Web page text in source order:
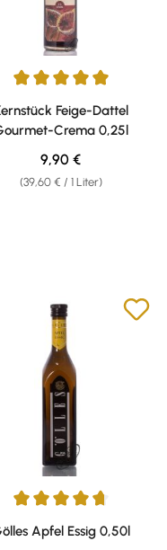
von 5 SternenBewertung
Feige-Dattel
Crema 0,25l
(39,60 € / 1 Liter)
Regulärer Preis:
9,90 €
von 5 SternenBewertung
Apfel Essig 0,50l